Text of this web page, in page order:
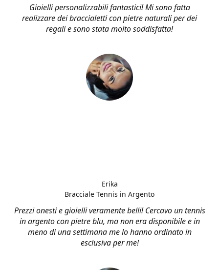
Gioielli personalizzabili fantastici! Mi sono fatta
realizzare dei braccialetti con pietre naturali per dei
regali e sono stata molto soddisfatta!
Prezzi onesti e gioielli veramente belli! Cercavo un tennis
in argento con pietre blu, ma non era disponibile e in
meno di una settimana me lo hanno ordinato in
esclusiva per me!
Erika
Bracciale Tennis in Argento